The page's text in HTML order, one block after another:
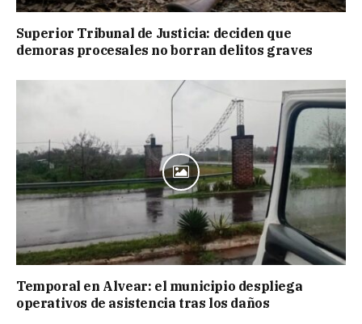
Superior Tribunal de Justicia: deciden que
demoras procesales no borran delitos graves
Temporal en Alvear: el municipio despliega
operativos de asistencia tras los daños